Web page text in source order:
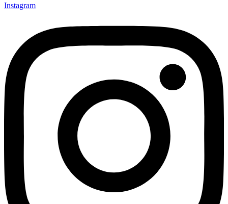
Instagram